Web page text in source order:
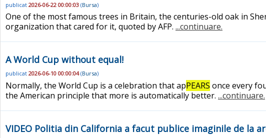
publicat 2026-06-22 00:00:03 (Bursa)
One of the most famous trees in Britain, the centuries-old oak in
organization that cared for it, quoted by AFP. ...continuare.
A World Cup without equal!
publicat 2026-06-10 00:00:04(Bursa)
Normally, the World Cup is a celebration that apPEARS once every
the American principle that more is automatically better. ...continuare.
VIDEO Politia din California a facut publice imaginile de la